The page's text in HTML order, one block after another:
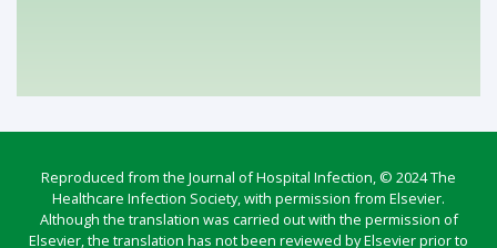
Reproduced from the Journal of Hospital Infection, © 2024 The
Healthcare Infection Society, with permission from Elsevier.
Although the translation was carried out with the permission of
Elsevier, the translation has not been reviewed by Elsevier prior to